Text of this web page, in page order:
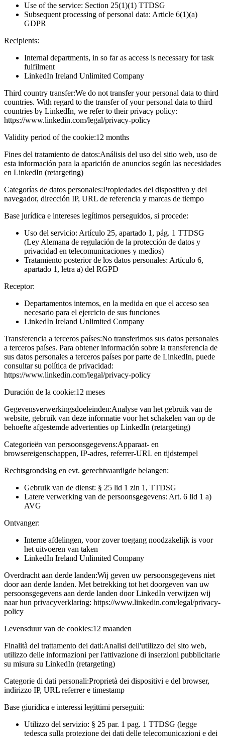
Use of the service: Section 25(1)(1) TTDSG
Subsequent processing of personal data: Article 6(1)(a)
GDPR
Recipients:
Internal departments, in so far as access is necessary for task
fulfilment
LinkedIn Ireland Unlimited Company
Third country transfer:We do not transfer your personal data to third
countries. With regard to the transfer of your personal data to third
countries by LinkedIn, we refer to their privacy policy:
https://www.linkedin.com/legal/privacy-policy
Validity period of the cookie:12 months
Fines del tratamiento de datos:Análisis del uso del sitio web, uso de
esta información para la aparición de anuncios según las necesidades
en LinkedIn (retargeting)
Categorías de datos personales:Propiedades del dispositivo y del
navegador, dirección IP, URL de referencia y marcas de tiempo
Base jurídica e intereses legítimos perseguidos, si procede:
Uso del servicio: Artículo 25, apartado 1, pág. 1 TTDSG
(Ley Alemana de regulación de la protección de datos y
privacidad en telecomunicaciones y medios)
Tratamiento posterior de los datos personales: Artículo 6,
apartado 1, letra a) del RGPD
Receptor:
Departamentos internos, en la medida en que el acceso sea
necesario para el ejercicio de sus funciones
LinkedIn Ireland Unlimited Company
Transferencia a terceros países:No transferimos sus datos personales
a terceros países. Para obtener información sobre la transferencia de
sus datos personales a terceros países por parte de LinkedIn, puede
consultar su política de privacidad:
https://www.linkedin.com/legal/privacy-policy
Duración de la cookie:12 meses
Gegevensverwerkingsdoeleinden:Analyse van het gebruik van de
website, gebruik van deze informatie voor het schakelen van op de
behoefte afgestemde advertenties op LinkedIn (retargeting)
Categorieën van persoonsgegevens:Apparaat- en
browsereigenschappen, IP-adres, referrer-URL en tijdstempel
Rechtsgrondslag en evt. gerechtvaardigde belangen:
Gebruik van de dienst: § 25 lid 1 zin 1, TTDSG
Latere verwerking van de persoonsgegevens: Art. 6 lid 1 a)
AVG
Ontvanger:
Interne afdelingen, voor zover toegang noodzakelijk is voor
het uitvoeren van taken
LinkedIn Ireland Unlimited Company
Overdracht aan derde landen:Wij geven uw persoonsgegevens niet
door aan derde landen. Met betrekking tot het doorgeven van uw
persoonsgegevens aan derde landen door LinkedIn verwijzen wij
naar hun privacyverklaring: https://www.linkedin.com/legal/privacy-
policy
Levensduur van de cookies:12 maanden
Finalità del trattamento dei dati:Analisi dell'utilizzo del sito web,
utilizzo delle informazioni per l'attivazione di inserzioni pubblicitarie
su misura su LinkedIn (retargeting)
Categorie di dati personali:Proprietà dei dispositivi e del browser,
indirizzo IP, URL referrer e timestamp
Base giuridica e interessi legittimi perseguiti:
Utilizzo del servizio: § 25 par. 1 pag. 1 TTDSG (legge
tedesca sulla protezione dei dati delle telecomunicazioni e dei